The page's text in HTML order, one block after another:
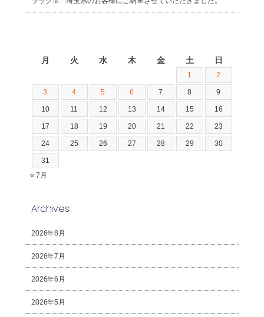
月 火 水 木 金 土 日
1 2
3 4 5 6 7 8 9
10 11 12 13 14 15 16
17 18 19 20 21 22 23
24 25 26 27 28 29 30
31
« 7月
Archives
2026年8月
2026年7月
2026年6月
2026年5月